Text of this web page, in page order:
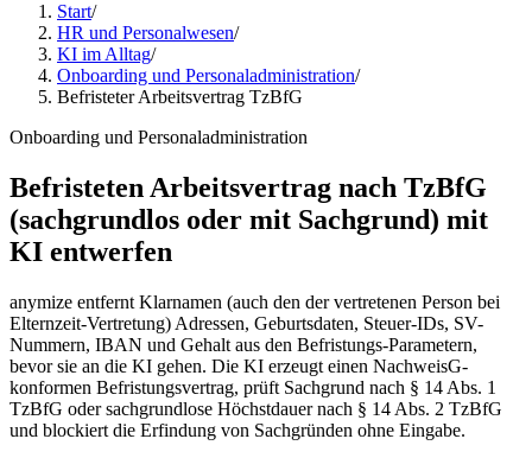
Start/
HR und Personalwesen/
KI im Alltag/
Onboarding und Personaladministration/
Befristeter Arbeitsvertrag TzBfG
Onboarding und Personaladministration
Befristeten Arbeitsvertrag nach TzBfG
(sachgrundlos oder mit Sachgrund) mit
KI entwerfen
anymize entfernt Klarnamen (auch den der vertretenen Person bei
Elternzeit-Vertretung) Adressen, Geburtsdaten, Steuer-IDs, SV-
Nummern, IBAN und Gehalt aus den Befristungs-Parametern,
bevor sie an die KI gehen. Die KI erzeugt einen NachweisG-
konformen Befristungsvertrag, prüft Sachgrund nach § 14 Abs. 1
TzBfG oder sachgrundlose Höchstdauer nach § 14 Abs. 2 TzBfG
und blockiert die Erfindung von Sachgründen ohne Eingabe.